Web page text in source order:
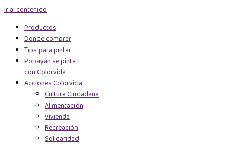
Ir al contenido
Productos
Donde comprar
Tips para pintar
Popayán se pinta
con Colorvida
Acciones Colorvida
Cultura Ciudadana
Alimentación
Vivienda
Recreación
Solidaridad